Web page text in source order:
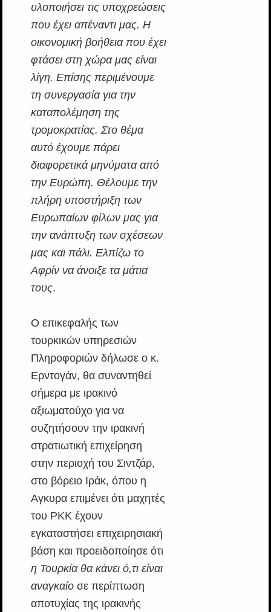
υλοποιήσει τις υποχρεώσεις
που έχει απέναντι μας. Η
οικονομική βοήθεια που έχει
φτάσει στη χώρα μας είναι
λίγη. Επίσης περιμένουμε
τη συνεργασία για την
καταπολέμηση της
τρομοκρατίας. Στο θέμα
αυτό έχουμε πάρει
διαφορετικά μηνύματα από
την Ευρώπη. Θέλουμε την
πλήρη υποστήριξη των
Ευρωπαίων φίλων μας για
την ανάπτυξη των σχέσεων
μας και πάλι. Ελπίζω το
Αφρίν να άνοιξε τα μάτια
τους.
Ο επικεφαλής των
τουρκικών υπηρεσιών
Πληροφοριών δήλωσε ο κ.
Ερντογάν, θα συναντηθεί
σήμερα με ιρακινό
αξιωματούχο για να
συζητήσουν την ιρακινή
στρατιωτική επιχείρηση
στην περιοχή του Σιντζάρ,
στο βόρειο Ιράκ, όπου η
Αγκυρα επιμένει ότι μαχητές
του PKK έχουν
εγκαταστήσει επιχειρησιακή
βάση και προειδοποίησε ότι
η Τουρκία θα κάνει ό,τι είναι
αναγκαίοσε περίπτωση
αποτυχίας της ιρακινής